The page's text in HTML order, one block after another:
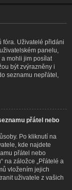
fóra. Uživatelé přidáni
panelu,
mohli jim posílat
být zvýrazněny i
seznamu nepřátel,
přátel nebo
Po kliknutí na
kde najdete
přátel nebo
na záložce „Přátelé a
vložením jejich
uživatele z vašich